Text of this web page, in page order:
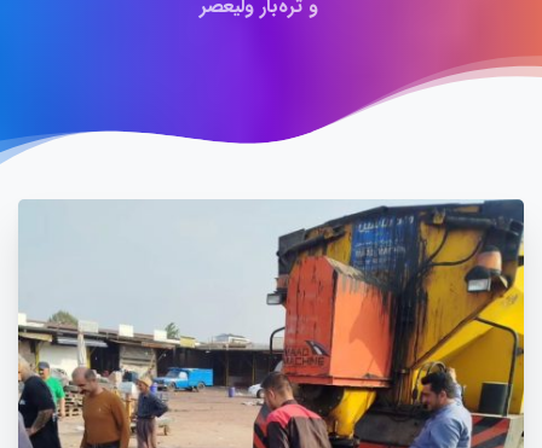
و تره‌بار ولیعصر